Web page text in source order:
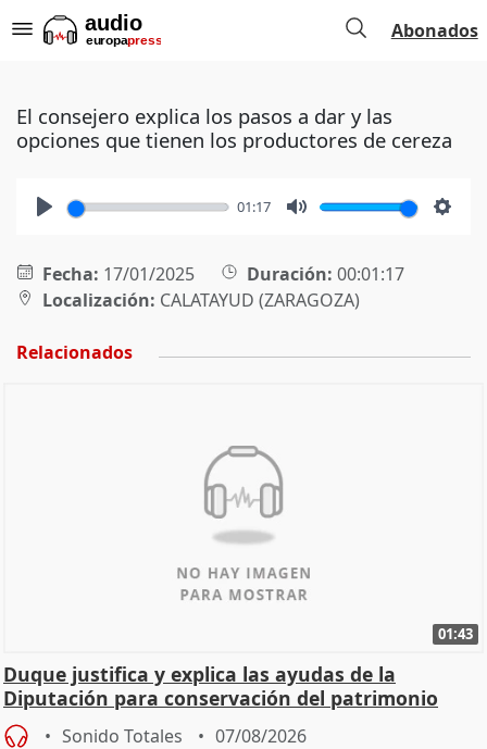
Abonados
El consejero explica los pasos a dar y las
opciones que tienen los productores de cereza
01:17
Fecha: 17/01/2025 Duración: 00:01:17
Localización: CALATAYUD (ZARAGOZA)
Relacionados
01:43
Duque justifica y explica las ayudas de la
Diputación para conservación del patrimonio
Sonido Totales 07/08/2026